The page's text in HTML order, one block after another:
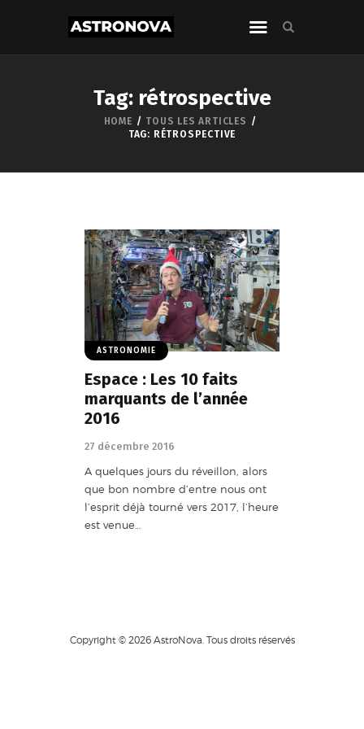
Tag: rétrospective
HOME
TOUS LES ARTICLES
TAG: RÉTROSPECTIVE
ASTRONOMIE
Espace : Les 10 faits
marquants de l’année
2016
27 décembre 2016
A quelques jours du réveillon, alors
que bon nombre d’entre nous ont
l’esprit déjà tourné vers 2017, l’heure
est venue…
Copyright © 2026 AstroNova. Tous droits réservés